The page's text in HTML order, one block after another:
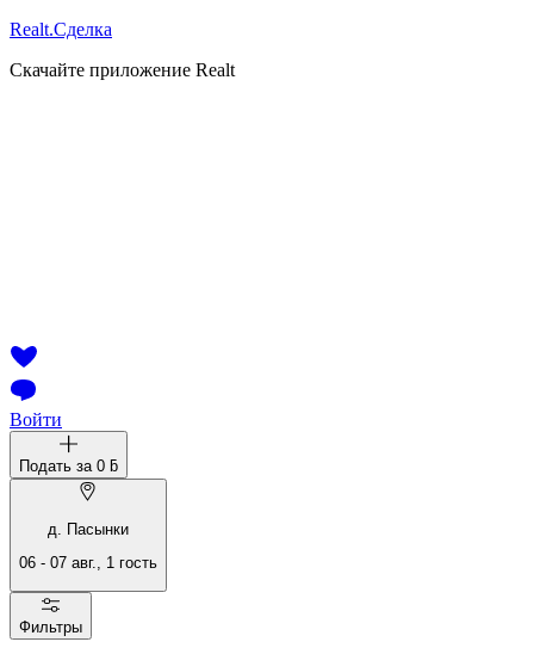
Realt.Сделка
Скачайте приложение Realt
Войти
Подать за 0 ƃ
д. Пасынки
06 - 07 авг., 1 гость
Фильтры